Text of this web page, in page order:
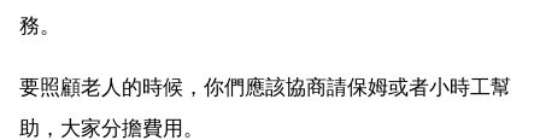
務。
要照顧老人的時候，你們應該協商請保姆或者小時工幫
助，大家分擔費用。